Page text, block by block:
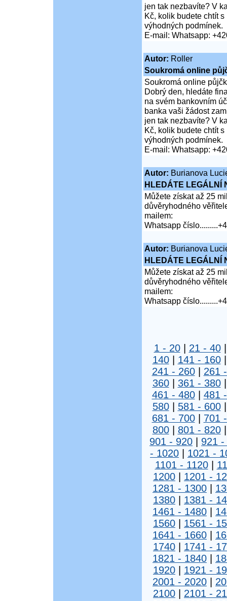
jen tak nezbavíte? V
Kč, kolik budete chtít
výhodných podmínek.
E-mail: Whatsapp:
Autor: Roller
Soukromá online
Soukromá online
Dobrý den, hledáte
na svém bankovním
banka vaši žádost
jen tak nezbavíte? V
Kč, kolik budete chtít
výhodných podmínek.
E-mail: Whatsapp:
Autor: Burianova
HLEDÁTE LEGÁLNÍ
Můžete získat až 25
důvěryhodného
mailem:
Whatsapp
Autor: Burianova
HLEDÁTE LEGÁLNÍ
Můžete získat až 25
důvěryhodného
mailem:
Whatsapp
1 - 20| 21 - 40
140| 141 - 160
241 - 260| 261
360| 361 - 380
461 - 480| 481
580| 581 - 600
681 - 700| 701
800| 801 - 820
901 - 920
921 -
- 1020
1021 -
1101 - 1120|
1200
1201 -
1281 - 1300
1380
1381 -
1461 - 1480
1560
1561 -
1641 - 1660
1740
1741 -
1821 - 1840
1920
1921 -
2001 - 2020
2100
2101 -